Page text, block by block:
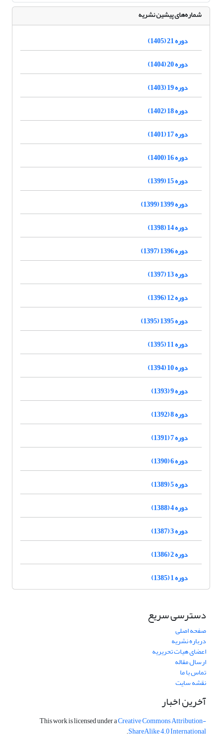
شماره‌های پیشین نشریه
دوره 21 (1405)
دوره 20 (1404)
دوره 19 (1403)
دوره 18 (1402)
دوره 17 (1401)
دوره 16 (1400)
دوره 15 (1399)
دوره 1399 (1399)
دوره 14 (1398)
دوره 1396 (1397)
دوره 13 (1397)
دوره 12 (1396)
دوره 1395 (1395)
دوره 11 (1395)
دوره 10 (1394)
دوره 9 (1393)
دوره 8 (1392)
دوره 7 (1391)
دوره 6 (1390)
دوره 5 (1389)
دوره 4 (1388)
دوره 3 (1387)
دوره 2 (1386)
دوره 1 (1385)
دسترسی سریع
صفحه اصلی
درباره نشریه
اعضای هیات تحریریه
ارسال مقاله
تماس با ما
نقشه سایت
آخرین اخبار
This work is licensed under aCreative Commons Attribution-
ShareAlike 4.0 International
.